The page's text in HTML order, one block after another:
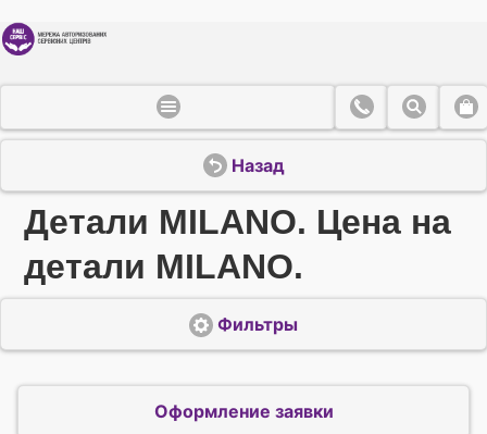
Назад
Детали MILANO. Цена на
детали MILANO.
Фильтры
Оформление заявки